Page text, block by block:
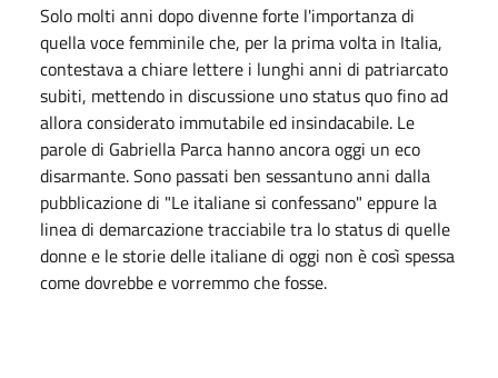
Solo molti anni dopo divenne forte l'importanza di
quella voce femminile che, per la prima volta in Italia,
contestava a chiare lettere i lunghi anni di patriarcato
subiti, mettendo in discussione uno status quo fino ad
allora considerato immutabile ed insindacabile. Le
parole di Gabriella Parca hanno ancora oggi un eco
disarmante. Sono passati ben sessantuno anni dalla
pubblicazione di "Le italiane si confessano" eppure la
linea di demarcazione tracciabile tra lo status di quelle
donne e le storie delle italiane di oggi non è così spessa
come dovrebbe e vorremmo che fosse.